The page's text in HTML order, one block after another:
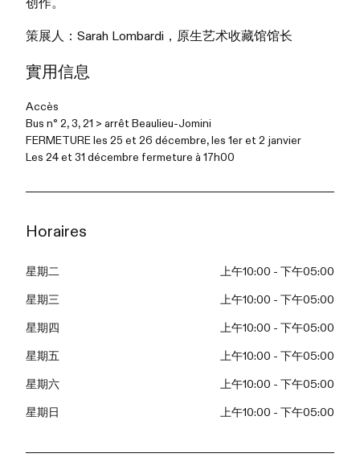
策展人：Sarah Lombardi，原生艺术收藏馆馆长
實用信息
Accès
Bus n° 2, 3, 21 > arrêt Beaulieu-Jomini
FERMETURE les 25 et 26 décembre, les 1er et 2 janvier
Les 24 et 31 décembre fermeture à 17h00
Horaires
星期二 上午10:00 - 下午05:00
星期三 上午10:00 - 下午05:00
星期四 上午10:00 - 下午05:00
星期五 上午10:00 - 下午05:00
星期六 上午10:00 - 下午05:00
星期日 上午10:00 - 下午05:00